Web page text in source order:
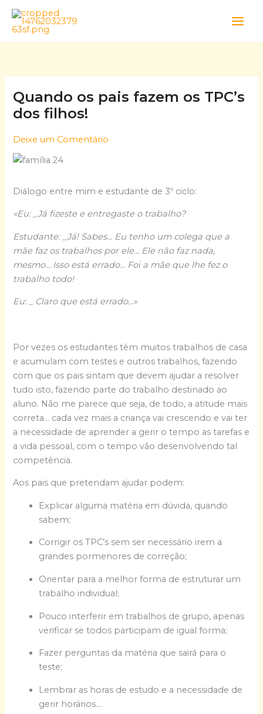
Skip
content
Quando os pais fazem os TPC’s
dos filhos!
Deixe um Comentário
Diálogo entre mim e estudante de 3º ciclo:
«Eu: _Já fizeste e entregaste o trabalho?
Estudante: _Já! Sabes… Eu tenho um colega que a
mãe faz os trabalhos por ele… Ele não faz nada,
mesmo… Isso está errado… Foi a mãe que lhe fez o
trabalho todo!
Eu: _ Claro que está errado…»
Por vezes os estudantes têm muitos trabalhos de casa
e acumulam com testes e outros trabalhos, fazendo
com que os pais sintam que devem ajudar a resolver
tudo isto, fazendo parte do trabalho destinado ao
aluno. Não me parece que seja, de todo, a atitude mais
correta… cada vez mais a criança vai crescendo e vai ter
a necessidade de aprender a gerir o tempo as tarefas e
a vida pessoal, com o tempo vão desenvolvendo tal
competência.
Aos pais que pretendam ajudar podem:
Explicar alguma matéria em dúvida, quando
sabem;
Corrigir os TPC’s sem ser necessário irem a
grandes pormenores de correção;
Orientar para a melhor forma de estruturar um
trabalho individual;
Pouco interferir em trabalhos de grupo, apenas
verificar se todos participam de igual forma;
Fazer perguntas da matéria que sairá para o
teste;
Lembrar as horas de estudo e a necessidade de
gerir horários….